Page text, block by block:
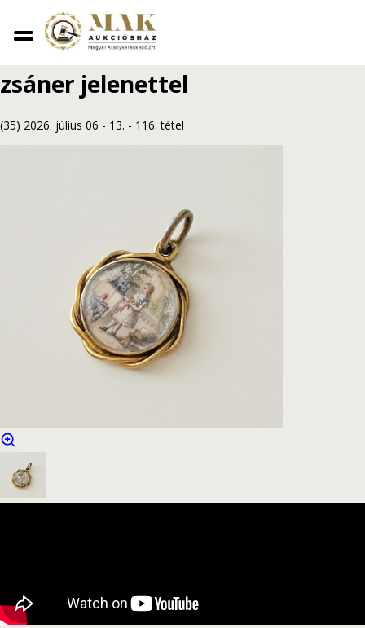
Arany medál zománcozott
zsáner jelenettel
(35) 2026. július 06 - 13. - 116. tétel